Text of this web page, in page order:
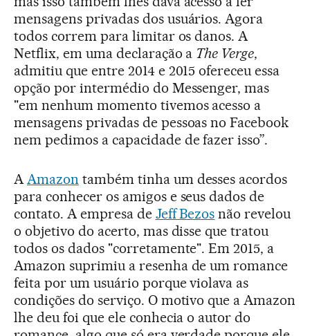
mensagens privadas dos usuários. Agora
todos correm para limitar os danos. A
Netflix, em uma declaração a The Verge,
admitiu que entre 2014 e 2015 ofereceu essa
opção por intermédio do Messenger, mas
"em nenhum momento tivemos acesso a
mensagens privadas de pessoas no Facebook
nem pedimos a capacidade de fazer isso”.
AAmazon também tinha um desses acordos
para conhecer os amigos e seus dados de
contato. A empresa de Jeff Bezos não revelou
o objetivo do acerto, mas disse que tratou
todos os dados "corretamente". Em 2015, a
Amazon suprimiu a resenha de um romance
feita por um usuário porque violava as
condições do serviço. O motivo que a Amazon
lhe deu foi que ele conhecia o autor do